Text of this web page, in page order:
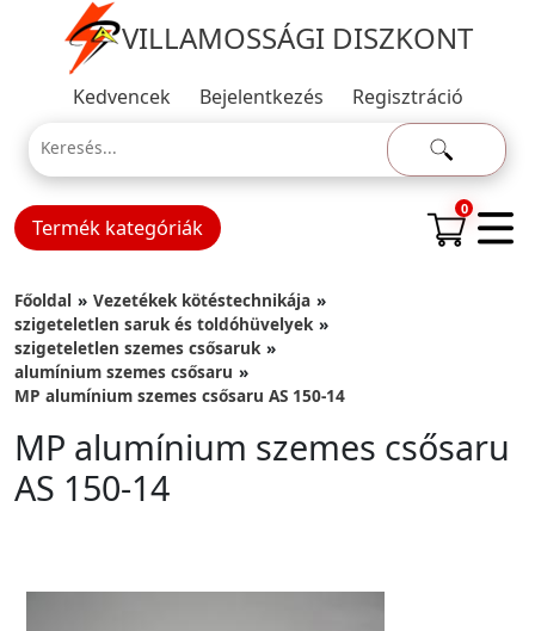
VILLAMOSSÁGI DISZKONT
Kedvencek Bejelentkezés Regisztráció
Termék kategóriák
0
Főoldal
Vezetékek kötéstechnikája
szigeteletlen saruk és toldóhüvelyek
szigeteletlen szemes csősaruk
alumínium szemes csősaru
MP alumínium szemes csősaru AS 150-14
MP alumínium szemes csősaru
AS 150-14